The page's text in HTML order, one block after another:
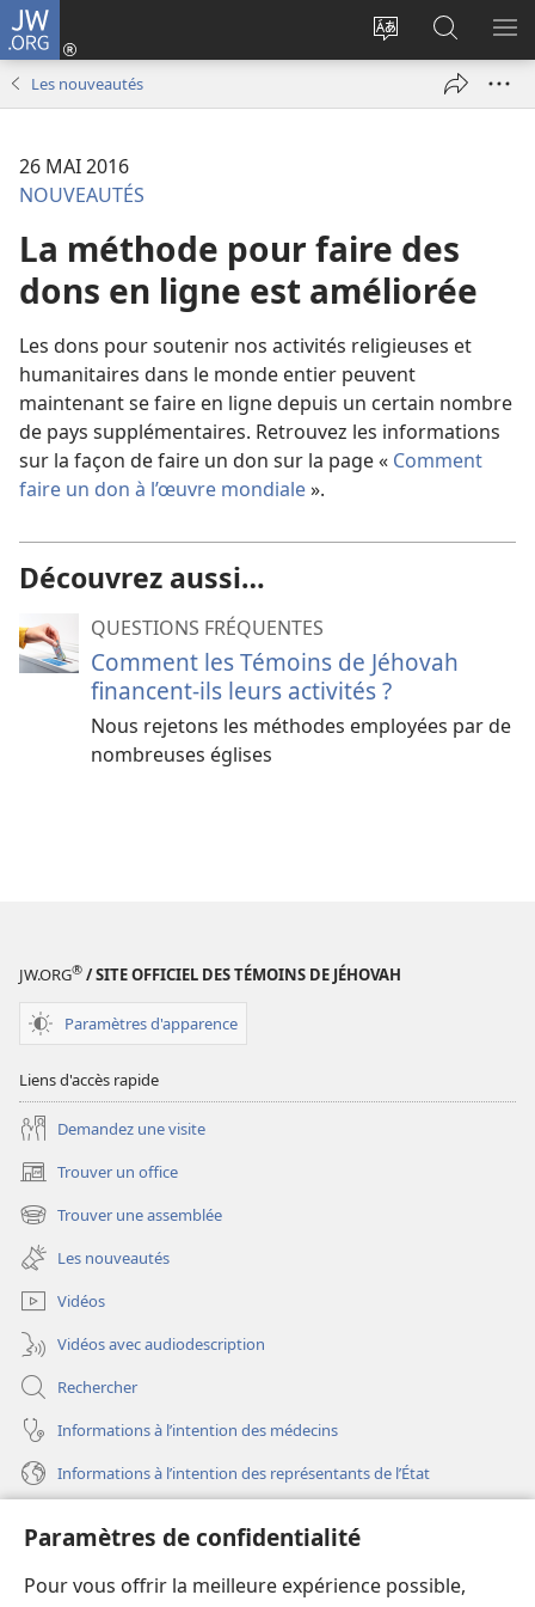
Paramètres de confidentialité
Pour vous offrir la meilleure expérience possible,
JW.ORG
Changer
langue
Se
connecter
sur
JW.ORG
Les nouveautés
26 MAI 2016
NOUVEAUTÉS
La méthode pour faire des
dons en ligne est améliorée
Les dons pour soutenir nos activités religieuses et
humanitaires dans le monde entier peuvent
maintenant se faire en ligne depuis un certain nombre
de pays supplémentaires. Retrouvez les informations
sur la façon de faire un don sur la page « Comment
faire un don à l’œuvre mondiale».
Découvrez aussi…
QUESTIONS FRÉQUENTES
Comment les Témoins de Jéhovah
financent-ils leurs activités ?
Nous rejetons les méthodes employées par de
nombreuses églises
JW.ORG® / SITE OFFICIEL DES TÉMOINS DE JÉHOVAH
Paramètres d'apparence
Liens d'accès rapide
Demandez une visite
Trouver un office
(ouvre
une
nouvelle
fenêtre)
Trouver une assemblée
(ouvre
une
nouvelle
fenêtre)
Les nouveautés
Vidéos
Vidéos avec audiodescription
Rechercher
Informations à l’intention des médecins
Informations à l’intention des représentants de l’État
(ouvre